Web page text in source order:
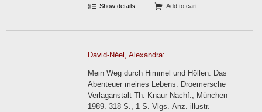
Show details… Add to cart
David-Néel, Alexandra:
Mein Weg durch Himmel und Höllen. Das
Abenteuer meines Lebens. Droemersche
Verlaganstalt Th. Knaur Nachf., München
1989. 318 S., 1 S. Vlgs.-Anz. illustr.